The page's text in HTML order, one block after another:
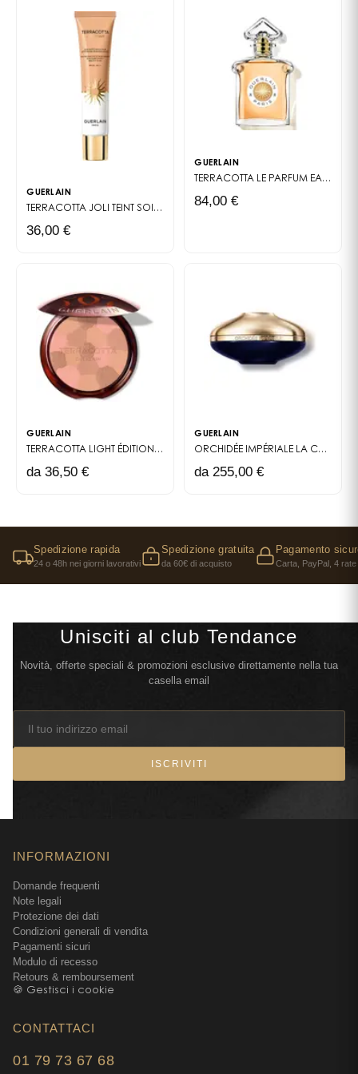
cutanea è protetta grazie all'idratazione della pelle.
⁵In profondità nell'epidermide. ⁶Autovalutazione da
parte di 42 donne. ⁷Test clinico su 42 donne.
GUERLAIN
TERRACOTTA JOLI TEINT SOIN TEINTÉ PROTECTEUR
36,00 €
GUERLAIN
TERRACOTTA LE PARFUM EAU DE TOILETTE
84,00 €
GUERLAIN
TERRACOTTA LIGHT ÉDITION LIMITÉE DE LA POUDRE BRONZANTE TERRACOTTA, EN BOÎTIER RECHARGEABLE ORNÉ DE MOTIFS ZELLIGE INSPIRÉS DES DUNES MAROCAINES.
da 36,50 €
GUERLAIN
ORCHIDÉE IMPÉRIALE LA CRÈME RICHE DE LONGÉVITÉ
da 255,00 €
Spedizione rapida
24 o 48h nei giorni lavorativi
Spedizione gratuita
da 60€ di acquisto
Pagamento
Carta, PayPal, 4
Unisciti al club Tendance
Novità, offerte speciali & promozioni esclusive direttamente nella tua
casella email
ISCRIVITI
INFORMAZIONI
Domande frequenti
Note legali
Protezione dei dati
Condizioni generali di vendita
Pagamenti sicuri
Modulo di recesso
Retours & remboursement
🍪 Gestisci i cookie
CONTATTACI
01 79 73 67 68